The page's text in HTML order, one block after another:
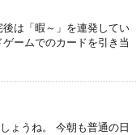
は「暇～」を連発してい
ームでのカードを引き当
ょうね。 今朝も普通の日